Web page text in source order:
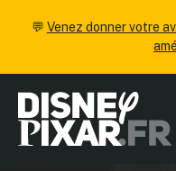
💬 Venez donner votre